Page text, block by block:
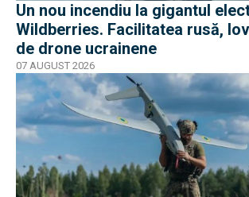
Un nou incendiu la gigantul
Wildberries. Facilitatea rusă,
de drone ucrainene
07 AUGUST 2026